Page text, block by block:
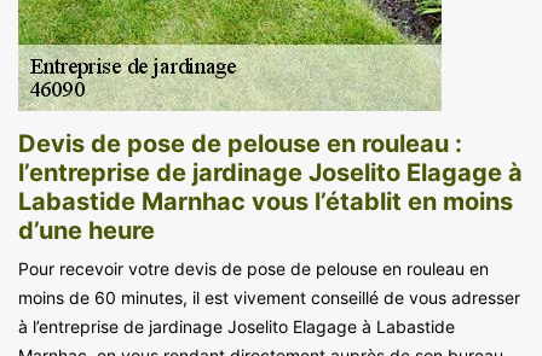
Devis de pose de pelouse en rouleau :
l’entreprise de jardinage Joselito Elagage à
Labastide Marnhac vous l’établit en moins
d’une heure
Pour recevoir votre devis de pose de pelouse en rouleau en
moins de 60 minutes, il est vivement conseillé de vous adresser
à l’entreprise de jardinage Joselito Elagage à Labastide